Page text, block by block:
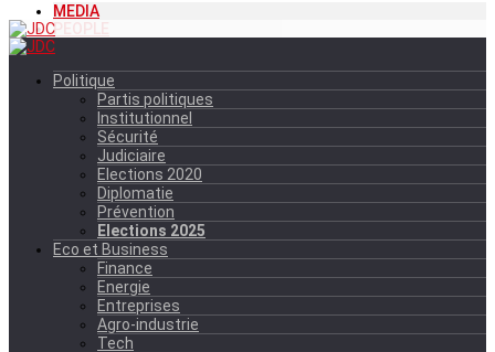
MEDIA
PEOPLE
Politique
Partis politiques
Institutionnel
Sécurité
Judiciaire
Elections 2020
Diplomatie
Prévention
Elections 2025
Eco et Business
Finance
Energie
Entreprises
Agro-industrie
Tech